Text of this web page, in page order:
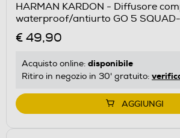
HARMAN KARDON - Diffusore
waterproof/antiurto GO 5
€ 49,90
Acquisto online: disponibile
Ritiro in negozio in 30' gratuito:
AGGIUNGI